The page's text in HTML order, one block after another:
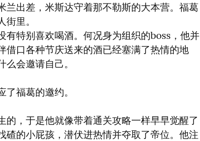
兰出差，米斯达守着那不勒斯的大本营。福葛
里。
有特别喜欢喝酒。何况身为组织的boss，他并
借口各种节庆送来的酒已经塞满了热情的地
会邀请自己。
福葛的邀约。
的，于是他就像带着通关攻略一样早早觉醒了
碴的小屁孩，潜伏进热情并夺取了帝位。他注